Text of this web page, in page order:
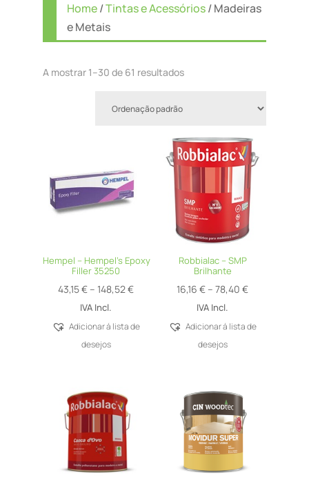
Home/Tintas e Acessórios/ Madeiras
e Metais
A mostrar 1–30 de 61 resultados
Hempel – Hempel’s Epoxy
Filler 35250
43,15€ – 148,52€Price
43,15 €
IVA Incl.
Adicionar á lista de
desejos
Robbialac – SMP
Brilhante
16,16€ – 78,40€Price
16,16 €
IVA Incl.
Adicionar á lista de
desejos